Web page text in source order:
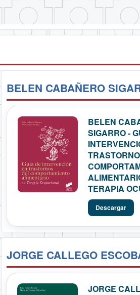
BELEN
SIGARRO -
TERAPIA
Descargar
JORGE